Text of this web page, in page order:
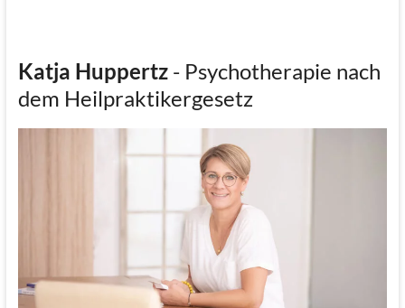
Katja Huppertz- Psychotherapie nach
dem Heilpraktikergesetz